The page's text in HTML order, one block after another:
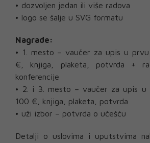
• dozvoljen jedan ili više radova
• logo se šalje u SVG formatu
Nagrade:
• 1. mesto – vaučer za upis u
€, knjiga, plaketa, potvrda +
konferencije
• 2. i 3. mesto – vaučer za upis u
100 €, knjiga, plaketa, potvrda
• uži izbor – potvrda o učešću
Detalji o uslovima i uputstvima